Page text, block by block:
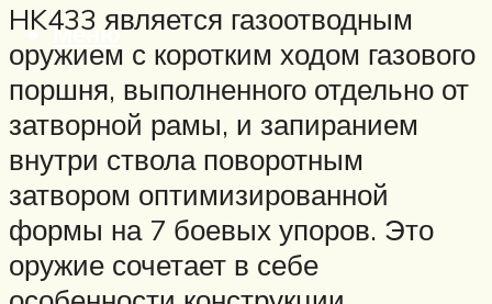
Меню
HK433 является газоотводным
оружием с коротким ходом газового
поршня, выполненного отдельно от
затворной рамы, и запиранием
внутри ствола поворотным
затвором оптимизированной
формы на 7 боевых упоров. Это
оружие сочетает в себе